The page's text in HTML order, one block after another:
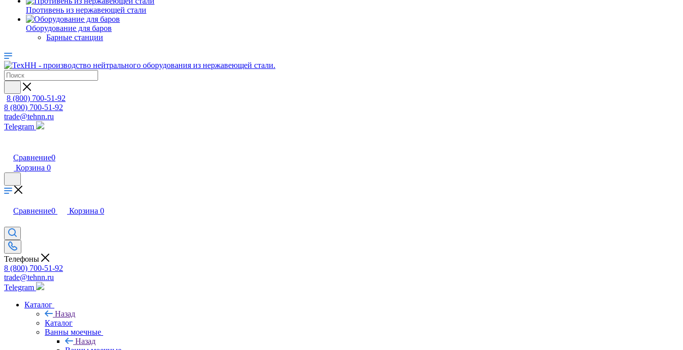
Противень из нержавеющей стали
Оборудование для баров
Барные станции
8 (800) 700-51-92
8 (800) 700-51-92
trade@tehnn.ru
Telegram
Сравнение0
Корзина 0
Сравнение0 Корзина 0
Телефоны
8 (800) 700-51-92
trade@tehnn.ru
Telegram
Каталог
Назад
Каталог
Ванны моечные
Назад